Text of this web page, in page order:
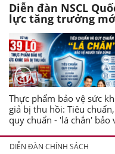
Diễn đàn NSCL
lực tăng trưởng
Thực phẩm bảo vệ sức
giả bị thu hồi: Tiêu chuẩn,
quy chuẩn - 'lá chắn' bảo
DIỄN ĐÀN CHÍNH SÁCH